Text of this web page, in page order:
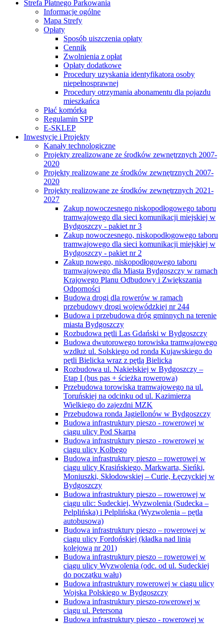
Strefa Płatnego Parkowania
Informacje ogólne
Mapa Strefy
Opłaty
Sposób uiszczenia opłaty
Cennik
Zwolnienia z opłat
Opłaty dodatkowe
Procedury uzyskania identyfikatora osoby
niepełnosprawnej
Procedury otrzymania abonamentu dla pojazdu
mieszkańca
Płać komórką
Regulamin SPP
E-SKLEP
Inwestycje i Projekty
Kanały technologiczne
Projekty zrealizowane ze środków zewnętrznych 2007-
2020
Projekty realizowane ze środków zewnętrznych 2007-
2020
Projekty realizowane ze środków zewnętrznych 2021-
2027
Zakup nowoczesnego niskopodłogowego taboru
tramwajowego dla sieci komunikacji miejskiej w
Bydgoszczy - pakiet nr 3
Zakup nowoczesnego, niskopodłogowego taboru
tramwajowego dla sieci komunikacji miejskiej w
Bydgoszczy - pakiet nr 2
Zakup nowego, niskopodłogowego taboru
tramwajowego dla Miasta Bydgoszczy w ramach
Krajowego Planu Odbudowy i Zwiększania
Odporności
Budowa drogi dla rowerów w ramach
przebudowy drogi wojewódzkiej nr 244
Budowa i przebudowa dróg gminnych na terenie
miasta Bydgoszczy
Rozbudowa pętli Las Gdański w Bydgoszczy
Budowa dwutorowego torowiska tramwajowego
wzdłuż ul. Solskiego od ronda Kujawskiego do
pętli Bielicka wraz z pętlą Bielicka
Rozbudowa ul. Nakielskiej w Bydgoszczy –
Etap I (bus pas + ścieżka rowerowa)
Przebudowa torowiska tramwajowego na ul.
Toruńskiej na odcinku od ul. Kazimierza
Wielkiego do zajezdni MZK
Przebudowa ronda Jagiellonów w Bydgoszczy
Budowa infrastruktury pieszo - rowerowej w
ciągu ulicy Pod Skarpą
Budowa infrastruktury pieszo - rowerowej w
ciągu ulicy Kolbego
Budowa infrastruktury pieszo – rowerowej w
ciągu ulicy Krasińskiego, Markwarta, Sieńki,
Moniuszki, Skłodowskiej – Curie, Łęczyckiej w
Bydgoszczy
Budowa infrastruktury pieszo – rowerowej w
ciągu ulic: Sudeckiej, Wyzwolenia (Sudecka –
Pelplińska) i Pelplińska (Wyzwolenia – pętla
autobusowa)
Budowa infrastruktury pieszo – rowerowej w
ciągu ulicy Fordońskiej (kładka nad linią
kolejową nr 201)
Budowa infrastruktury pieszo – rowerowej w
ciągu ulicy Wyzwolenia (odc. od ul. Sudeckiej
do początku wału)
Budowa infrastruktury rowerowej w ciągu ulicy
Wojska Polskiego w Bydgoszczy
Budowa infrastruktury pieszo-rowerowej w
ciągu ul. Petersona
Budowa infrastruktury pieszo - rowerowej w